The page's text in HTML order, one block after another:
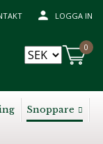
LOGGA IN
0
Snoppare